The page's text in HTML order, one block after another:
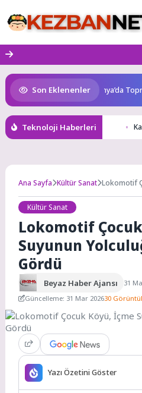
to
content
Son Eklenenler
Kaybetti: Kuzey Makedonya’da
Teknoloji Haberleri
Ana Sayfa Kültür Sanat Lokomotif
Kültür Sanat
Lokomotif
Suyunun
Gördü
Beyaz Haber Ajansı
31
Güncelleme: 31 Mar 202630
Yazı Özetini Göster